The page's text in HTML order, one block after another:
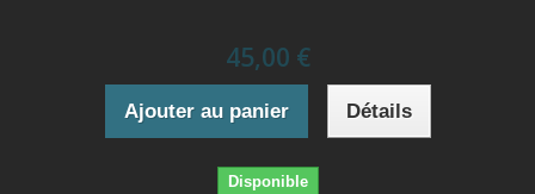
45,00 €
Ajouter au panier Détails
Disponible